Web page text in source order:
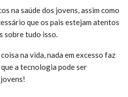
na saúde dos jovens, assim como
que os pais estejam atentos
sobre tudo isso.
na vida, nada em excesso faz
a tecnologia pode ser